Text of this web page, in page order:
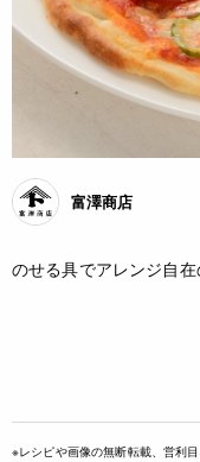
富澤商店
のせる具でアレンジ自在
※レシピや画像の無断転載、営利